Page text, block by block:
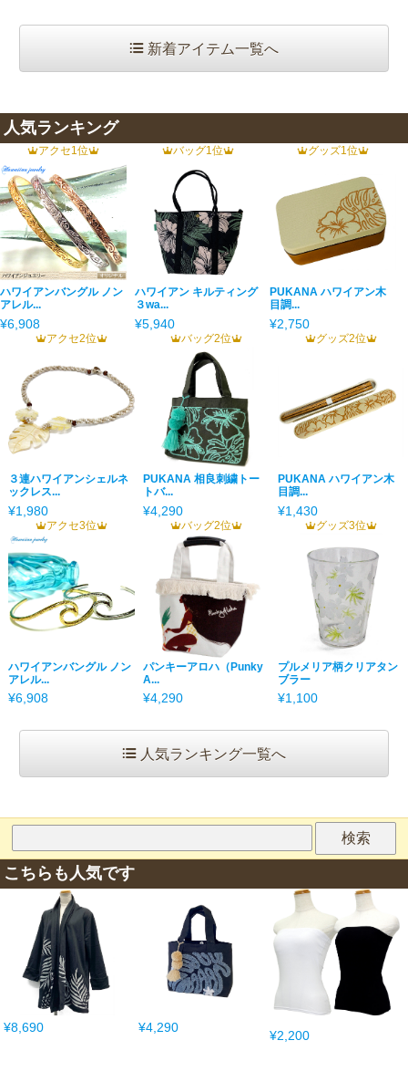
新着アイテム一覧へ
人気ランキング
アクセ1位
ハワイアンバングル ノン
アレル...
¥6,908
バッグ1位
ハワイアン キルティング
３wa...
¥5,940
グッズ1位
PUKANA ハワイアン木
目調...
¥2,750
アクセ2位
３連ハワイアンシェルネ
ックレス...
¥1,980
バッグ2位
PUKANA 相良刺繍トー
トバ...
¥4,290
グッズ2位
PUKANA ハワイアン木
目調...
¥1,430
アクセ3位
ハワイアンバングル ノン
アレル...
¥6,908
バッグ2位
パンキーアロハ（Punky
A...
¥4,290
グッズ3位
プルメリア柄クリアタン
ブラー
¥1,100
人気ランキング一覧へ
こちらも人気です
¥8,690 ¥4,290
¥2,200